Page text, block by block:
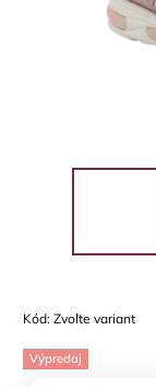
Kód: Zvoľte variant
Výpredaj